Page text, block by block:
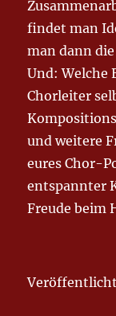
findet man
man dann
Und: Welche
Chorleiter
und weitere
eures Chor-
entspannter
Freude beim
Veröffentlicht